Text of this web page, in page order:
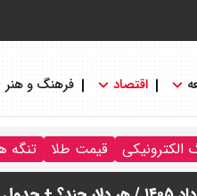
اقتصاد فرهنگ و هنر
الکترونیکی قیمت طلا تنگه